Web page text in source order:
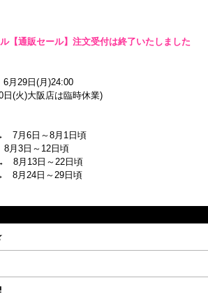
【通販セール】注文受付は終了いたしました
6月29日(月)24:00
(火)大阪店は臨時休業)
6日～8月1日頃
月3日～12日頃
8月13日～22日頃
24日～29日頃
ので、日にち指定はお受けできません。上記の期
ございます。)
に行います。カートに入れて注文完了となって
ません。
合は、上記お目安の頃にご連絡させていただき